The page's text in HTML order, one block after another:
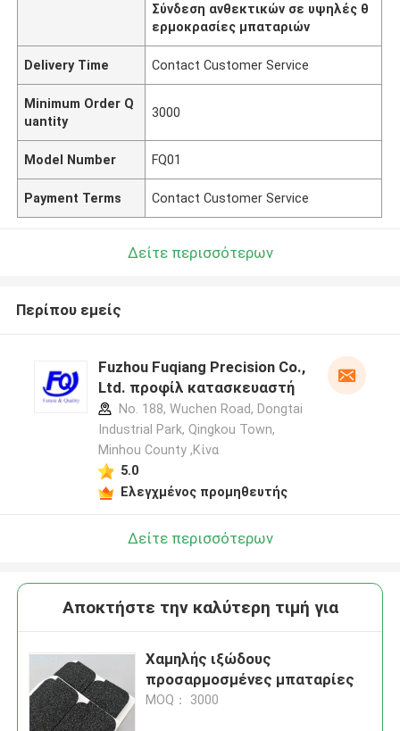
Σύνδεση ανθεκτικών σε υψηλές θ
ερμοκρασίες μπαταριών
Delivery Time Contact Customer Service
Minimum Order Q
uantity
3000
Model Number FQ01
Payment Terms Contact Customer Service
Δείτε περισσότερων
Περίπου εμείς
Fuzhou Fuqiang Precision Co.,
Ltd. προφίλ κατασκευαστή
No. 188, Wuchen Road, Dongtai
Industrial Park, Qingkou Town,
Minhou County ,Κίνα
5.0
Ελεγχμένος προμηθευτής
Δείτε περισσότερων
Αποκτήστε την καλύτερη τιμή για
Χαμηλής ιξώδους
προσαρμοσμένες μπαταρίες
MOQ： 3000